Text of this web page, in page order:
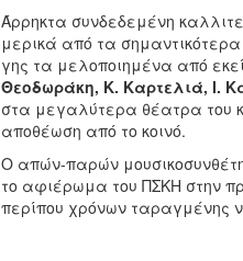
Άρρηκτα συνδεδεμένη
μερικά από τα
γης τα μελοποιημένα από
Θεοδωράκη, Κ. Καρτελιά, Ι.
στα μεγαλύτερα θέατρα του
αποθέωση από το κοινό.
Ο απών-παρών
το αφιέρωμα του ΠΣΚΗ στην
περίπου χρόνων ταραγμένης